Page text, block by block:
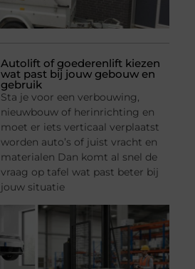
Autolift of goederenlift kiezen
wat past bij jouw gebouw en
gebruik
Sta je voor een verbouwing,
nieuwbouw of herinrichting en
moet er iets verticaal verplaatst
worden auto’s of juist vracht en
materialen Dan komt al snel de
vraag op tafel wat past beter bij
jouw situatie